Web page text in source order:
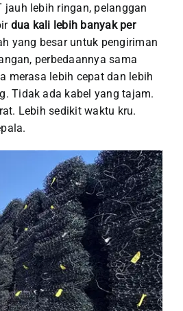
jauh lebih ringan, pelanggan
dua kali lebih banyak per
yang besar untuk pengiriman
perbedaannya sama
merasa lebih cepat dan lebih
Tidak ada kabel yang tajam.
Lebih sedikit waktu kru.